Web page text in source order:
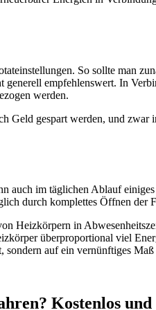
So sollte man
empfehlenswert. In
werden.
Geld gespart werden, und
auch im täglichen Ablauf
durch komplettes Öffnen der
Heizkörpern in
überproportional viel
auf ein vernünftiges
Kostenlos